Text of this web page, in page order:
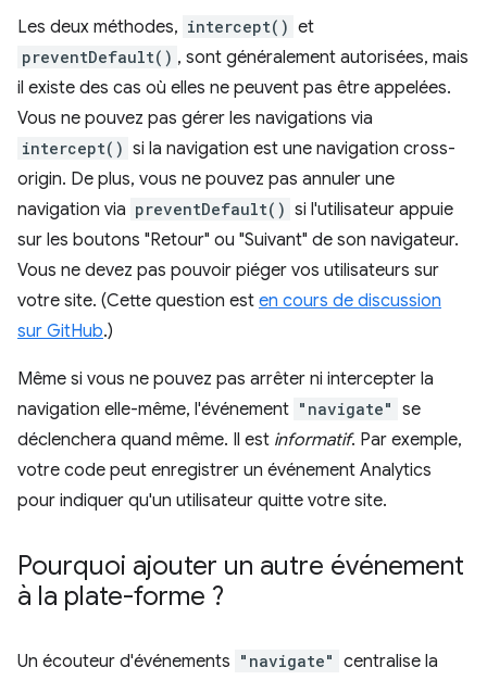
Les deux méthodes, intercept() et
preventDefault() , sont généralement autorisées, mais
il existe des cas où elles ne peuvent pas être appelées.
Vous ne pouvez pas gérer les navigations via
intercept() si la navigation est une navigation cross-
origin. De plus, vous ne pouvez pas annuler une
navigation via preventDefault() si l'utilisateur appuie
sur les boutons "Retour" ou "Suivant" de son navigateur.
Vous ne devez pas pouvoir piéger vos utilisateurs sur
votre site. (Cette question est en cours de discussion
sur GitHub.)
Même si vous ne pouvez pas arrêter ni intercepter la
navigation elle-même, l'événement "navigate" se
déclenchera quand même. Il est informatif. Par exemple,
votre code peut enregistrer un événement Analytics
pour indiquer qu'un utilisateur quitte votre site.
Pourquoi ajouter un autre événement
à la plate-forme ?
Un écouteur d'événements "navigate" centralise la